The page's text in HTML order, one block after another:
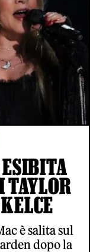
ESIBITA
TAYLOR
è salita sul
dopo la